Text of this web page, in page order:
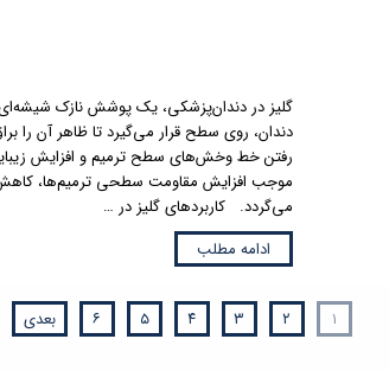
گلیز در دندان‌پزشکی، یک پوشش نازک
دندان، روی سطح قرار می‌گیرد تا ظاهر آن را
رفتن خط ‌و‌خش‌های سطح ترمیم و افزایش
موجب افزایش مقاومت سطحی ترمیم‌ها،
می‌گردد. کاربردهای گلیز در …
ادامه مطلب
۱ ۲ ۳ ۴ ۵ ۶ بعدی